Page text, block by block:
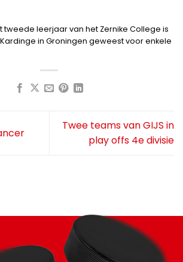
tweede leerjaar van het Zernike College is
in Groningen geweest voor enkele
Twee teams van GIJS in
play offs 4e divisie